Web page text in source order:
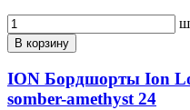
В корзину
ION Бордшорты Ion
somber-amethyst 24